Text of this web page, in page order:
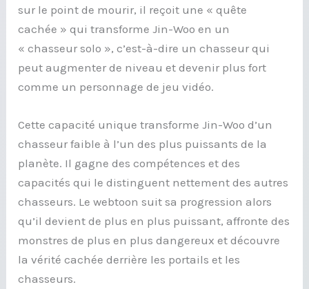
sur le point de mourir, il reçoit une « quête
cachée » qui transforme Jin-Woo en un
« chasseur solo », c’est-à-dire un chasseur qui
peut augmenter de niveau et devenir plus fort
comme un personnage de jeu vidéo.
Cette capacité unique transforme Jin-Woo d’un
chasseur faible à l’un des plus puissants de la
planète. Il gagne des compétences et des
capacités qui le distinguent nettement des autres
chasseurs. Le webtoon suit sa progression alors
qu’il devient de plus en plus puissant, affronte des
monstres de plus en plus dangereux et découvre
la vérité cachée derrière les portails et les
chasseurs.